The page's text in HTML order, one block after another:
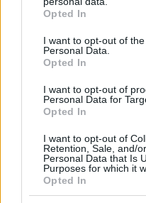
grant or deny consent to
use your data for below
consent section.
Opted In
I want to opt-out of
Personal Data.
Opted In
I want to opt-out of
Personal Data for
Opted In
I want to opt-out of
Retention, Sale, and/
Personal Data that Is
Purposes for which it
Opted In
άντρες είναι απλά
περιστάσεων» λέει η
Γιώργο Λιβάνη
πριν μία ώρα
Ποιοι βρίσκονται πίσω από
Αύγουστο: «Δεν
Μητροπάνο», τι απαντάνε
χρήση AI